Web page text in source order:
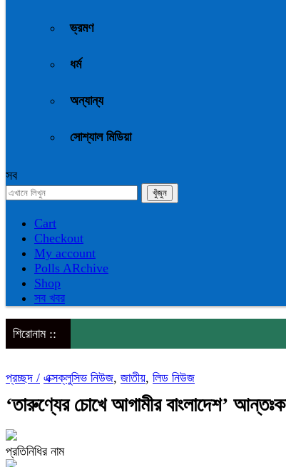
ভ্রমণ
ধর্ম
অন্যান্য
সোশ্যাল মিডিয়া
সব
Cart
Checkout
My account
Polls ARchive
Shop
সব খবর
শিরোনাম ::
প্রচ্ছদ / এক্সক্লুসিভ নিউজ, জাতীয়, লিড নিউজ
‘তারুণ্যের চোখে আগামীর বাংলাদেশ’
প্রতিনিধির নাম